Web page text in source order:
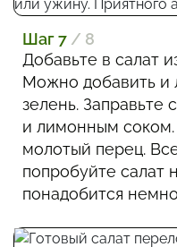
Шаг 7 / 8
Добавьте в салат
Можно добавить
зелень. Заправьте
и лимонным соком.
молотый перец.
попробуйте салат
понадобится